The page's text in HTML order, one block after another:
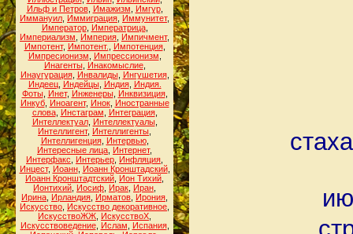
Ильф и Петров, Имажизм Имгур,
Иммануил Иммиграция Иммунитет,
Император, Императрица,
Империализм
Империя Импичмент,
Импотент, Импотент. Импотенция,
Импресионизм
Импрессионизм
Инагенты, Инакомыслие,
Инаугурация, Инвалиды, Ингушетия,
Индеец, Индейцы, Индия, Индия.
Фоты, Инет, Инженеры, Инквизиция,
Инкуб, Иноагент, Инок, Иностранные
слова, Инстаграм Интеграция,
Интеллектуал, Интеллектуалы,
Интеллигент, Интеллигенты
Интеллигенция, Интервью,
Интересные лица Интернет,
Интерфакс
Интерьер Инфляция
Инцест, Иоанн, Иоанн Кронштадский,
Иоанн Кронштадтский Ион Тихий
Ионтихий Иосиф Ирак Иран
Ирина Ирландия Ирматов Ирония
Искусство Искусство декоративное
ИскусствоЖЖ ИскусствоХ
Искусствоведение, Ислам Испания,